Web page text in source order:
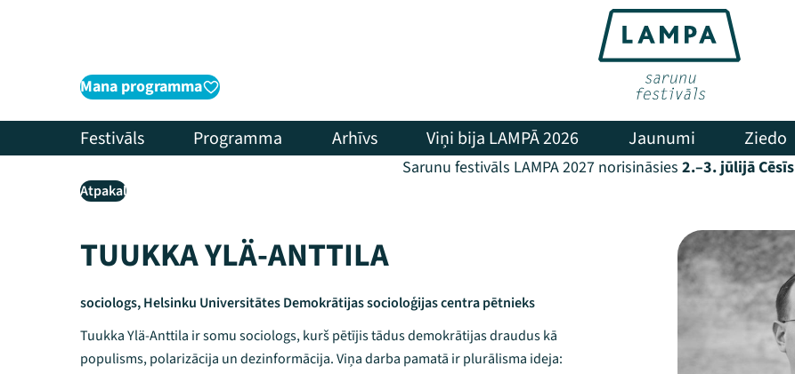
Mana programma
Festivāls Programma Arhīvs Viņi bija LAMPĀ 2026 Jaunumi Ziedo
Sarunu festivāls LAMPA 2027 norisināsies 2.–3. jūlijā Cēsīs
Atpakaļ
TUUKKA YLÄ-ANTTILA
sociologs, Helsinku Universitātes Demokrātijas socioloģijas centra pētnieks
Tuukka Ylä-Anttila ir somu sociologs, kurš pētījis tādus demokrātijas draudus kā
populisms, polarizācija un dezinformācija. Viņa darba pamatā ir plurālisma ideja: